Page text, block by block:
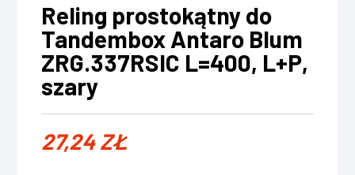
Reling prostokątny do
Tandembox Antaro Blum
ZRG.337RSIC L=400, L+P,
szary
27,24ZŁ